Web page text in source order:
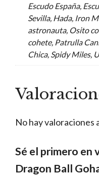
Escudo España,
Sevilla, Hada, Iron
astronauta, Osito
cohete, Patrulla
Chica, Spidy Miles,
No hay valoraciones
Sé el primero en
Dragon Ball